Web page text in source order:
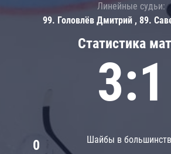
Статистика
3:1
Шайбы в
0
Линейные судьи:
99. Головлёв Дмитрий , 89.